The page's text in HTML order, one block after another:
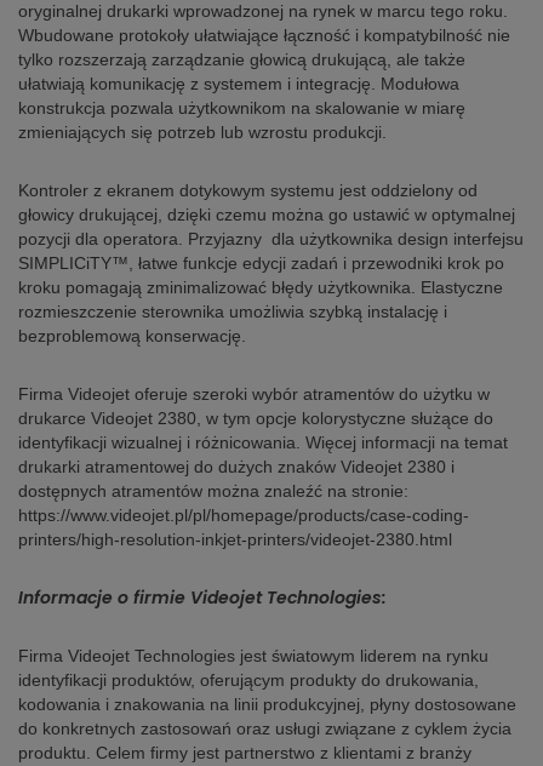
oryginalnej drukarki wprowadzonej na rynek w marcu tego roku.
Wbudowane protokoły ułatwiające łączność i kompatybilność nie
tylko rozszerzają zarządzanie głowicą drukującą, ale także
ułatwiają komunikację z systemem i integrację. Modułowa
konstrukcja pozwala użytkownikom na skalowanie w miarę
zmieniających się potrzeb lub wzrostu produkcji.
Kontroler z ekranem dotykowym systemu jest oddzielony od
głowicy drukującej, dzięki czemu można go ustawić w optymalnej
pozycji dla operatora. Przyjazny dla użytkownika design interfejsu
SIMPLICiTY™, łatwe funkcje edycji zadań i przewodniki krok po
kroku pomagają zminimalizować błędy użytkownika. Elastyczne
rozmieszczenie sterownika umożliwia szybką instalację i
bezproblemową konserwację.
Firma Videojet oferuje szeroki wybór atramentów do użytku w
drukarce Videojet 2380, w tym opcje kolorystyczne służące do
identyfikacji wizualnej i różnicowania. Więcej informacji na temat
drukarki atramentowej do dużych znaków Videojet 2380 i
dostępnych atramentów można znaleźć na stronie:
https://www.videojet.pl/pl/homepage/products/case-coding-
printers/high-resolution-inkjet-printers/videojet-2380.html
Informacje o firmie Videojet Technologies:
Firma Videojet Technologies jest światowym liderem na rynku
identyfikacji produktów, oferującym produkty do drukowania,
kodowania i znakowania na linii produkcyjnej, płyny dostosowane
do konkretnych zastosowań oraz usługi związane z cyklem życia
produktu. Celem firmy jest partnerstwo z klientami z branży